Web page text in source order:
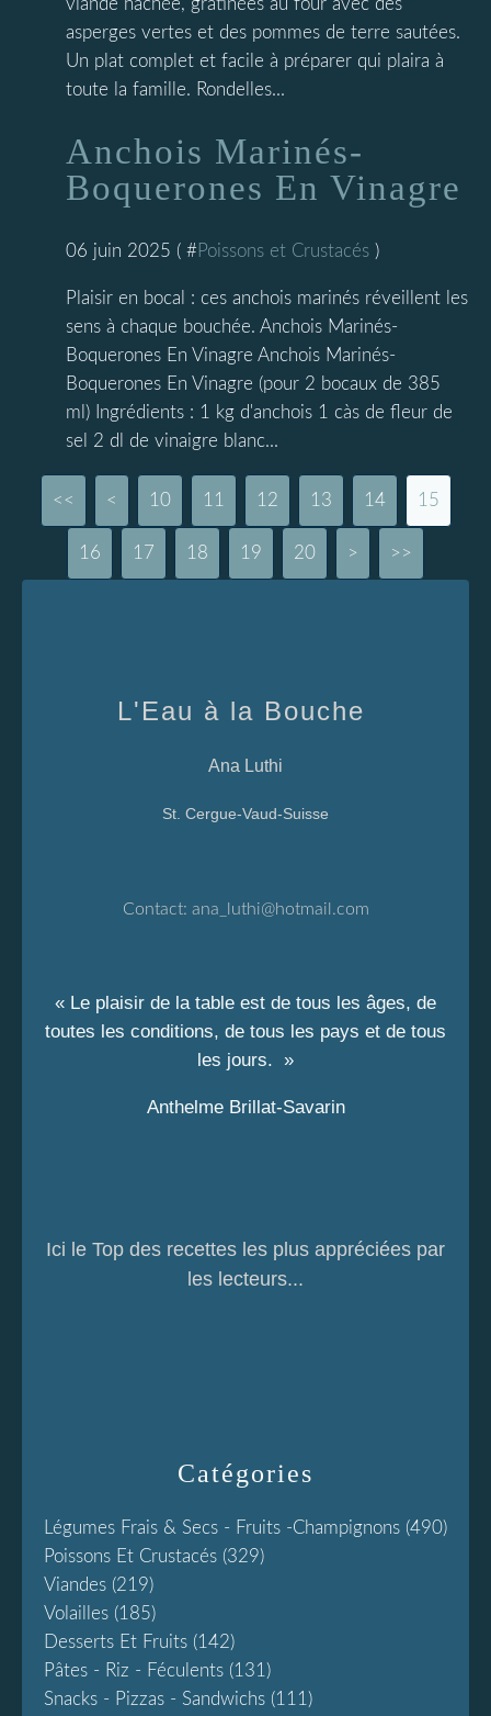
asperges vertes et des pommes de terre sautées.
Un plat complet et facile à préparer qui plaira à
toute la famille. Rondelles...
Anchois Marinés-
Boquerones En Vinagre
06 juin 2025 ( #Poissons et Crustacés )
Plaisir en bocal : ces anchois marinés réveillent les
sens à chaque bouchée. Anchois Marinés-
Boquerones En Vinagre Anchois Marinés-
Boquerones En Vinagre (pour 2 bocaux de 385
ml) Ingrédients : 1 kg d'anchois 1 càs de fleur de
sel 2 dl de vinaigre blanc...
<< < 10 11 12 13 14 15
16 17 18 19 20 30
40
50
> >>
Catégories
Légumes Frais & Secs - Fruits -champignons (490)
Poissons Et Crustacés (329)
Viandes (219)
Volailles (185)
Desserts Et Fruits (142)
Pâtes - Riz - Féculents (131)
Snacks - Pizzas - Sandwichs (111)
L'Eau à la Bouche
Ana Luthi
St. Cergue-Vaud-Suisse
Contact: ana_luthi@hotmail.com
« Le plaisir de la table est de tous les âges, de
toutes les conditions, de tous les pays et de tous
les jours. »
Anthelme Brillat-Savarin
Ici le Top des recettes les plus appréciées par
les lecteurs...